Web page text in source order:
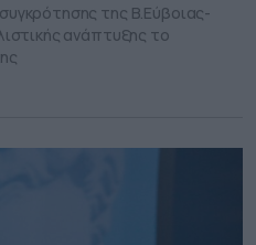
της Β.Εύβοιας-
ανάπτυξης το